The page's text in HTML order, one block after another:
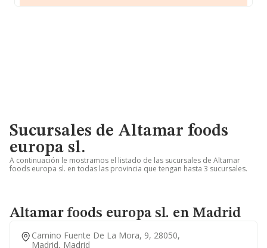
Sucursales de Altamar foods
europa sl.
A continuación le mostramos el listado de las sucursales de Altamar
foods europa sl. en todas las provincia que tengan hasta 3 sucursales.
Altamar foods europa sl. en Madrid
Camino Fuente De La Mora, 9, 28050,
Madrid, Madrid